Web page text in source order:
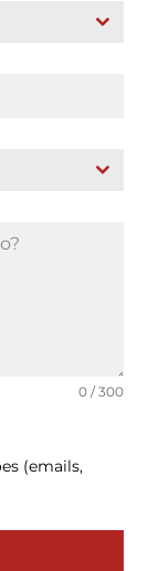
0 / 300
(emails,